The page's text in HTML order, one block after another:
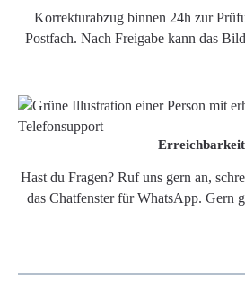
Korrekturabzug binnen 24h zur
Postfach. Nach Freigabe kann das
Erreichbarkeit
Hast du Fragen? Ruf uns gern an,
das Chatfenster für WhatsApp. Gern